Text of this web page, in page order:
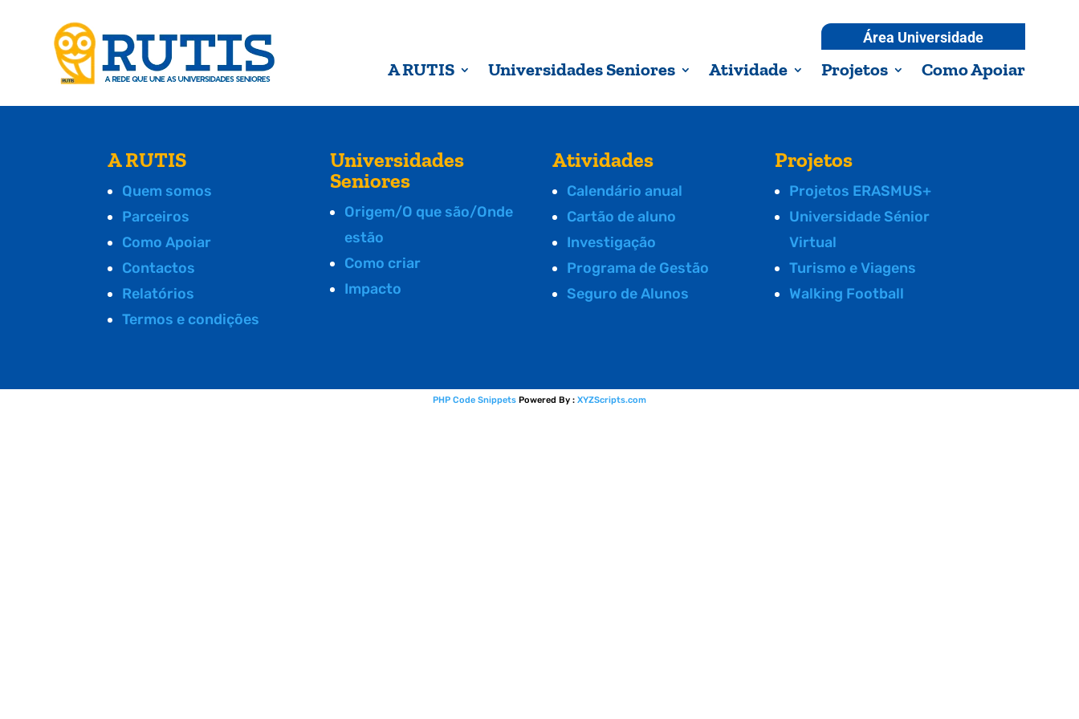
Área Universidade
A RUTIS Universidades Seniores Atividade Projetos Como Apoiar
A RUTIS
Quem somos
Parceiros
Como Apoiar
Contactos
Relatórios
Termos e condições
Universidades
Seniores
Origem/O que são/Onde
estão
Como criar
Impacto
Atividades
Calendário anual
Cartão de aluno
Investigação
Programa de Gestão
Seguro de Alunos
Projetos
Projetos ERASMUS+
Universidade Sénior
Virtual
Turismo e Viagens
Walking Football
PHP Code Snippets Powered By : XYZScripts.com